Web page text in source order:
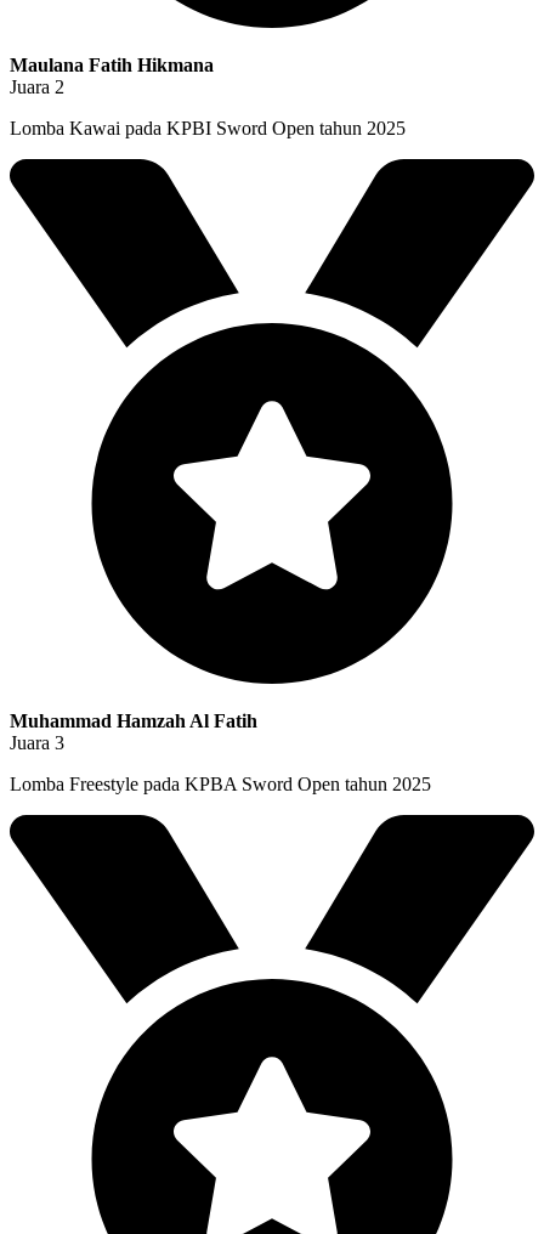
Maulana Fatih Hikmana
Juara 2
Lomba Kawai pada KPBI Sword Open tahun 2025
Muhammad Hamzah Al Fatih
Juara 3
Lomba Freestyle pada KPBA Sword Open tahun 2025